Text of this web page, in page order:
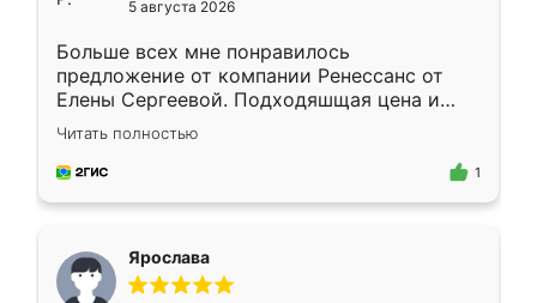
5 августа 2026
Больше всех мне понравилось
предложение от компании Ренессанс от
Елены Сергеевой. Подходяшщая цена и
короткие сроки изготовления. Приехавший
для замера сотрудник Владислав
предложил по моему эскизу самый
Читать полностью
1
Ярослава